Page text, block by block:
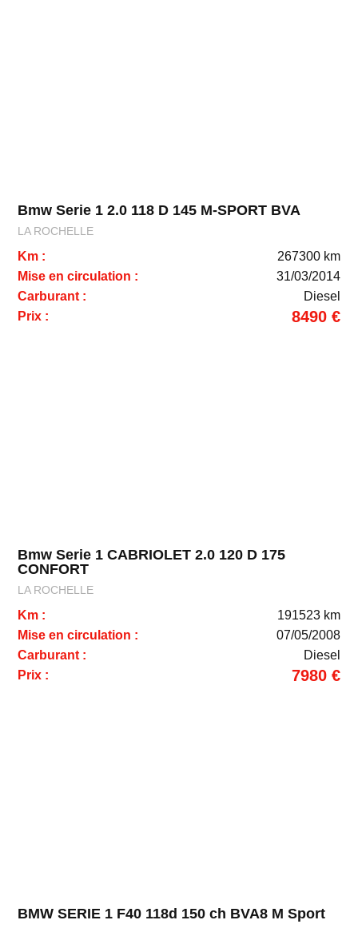
Bmw Serie 1 2.0 118 D 145 M-SPORT BVA
LA ROCHELLE
Km :
267300 km
Mise en circulation :
31/03/2014
Carburant :
Diesel
Prix :
8490 €
Bmw Serie 1 CABRIOLET 2.0 120 D 175
CONFORT
LA ROCHELLE
Km :
191523 km
Mise en circulation :
07/05/2008
Carburant :
Diesel
Prix :
7980 €
BMW SERIE 1 F40 118d 150 ch BVA8 M Sport